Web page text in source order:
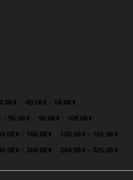
€
40.08 € - 54.08 €
- 95.08 €
95.08 € - 109.08 €
€ - 150.08 €
150.08 € - 163.08 €
€ - 204.08 € 204.08 € - 526.08 €